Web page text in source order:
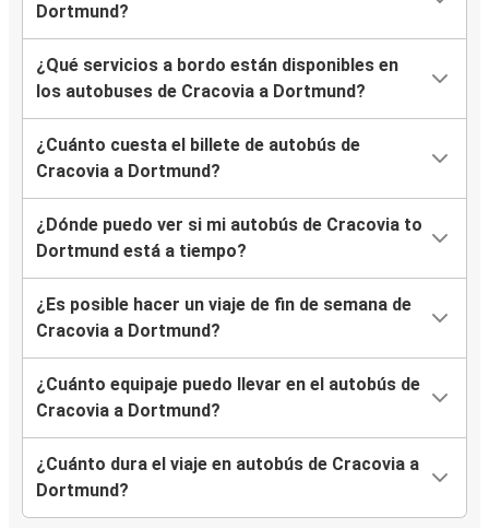
Dortmund?
¿Qué servicios a bordo están disponibles en
los autobuses de Cracovia a Dortmund?
¿Cuánto cuesta el billete de autobús de
Cracovia a Dortmund?
¿Dónde puedo ver si mi autobús de Cracovia to
Dortmund está a tiempo?
¿Es posible hacer un viaje de fin de semana de
Cracovia a Dortmund?
¿Cuánto equipaje puedo llevar en el autobús de
Cracovia a Dortmund?
¿Cuánto dura el viaje en autobús de Cracovia a
Dortmund?